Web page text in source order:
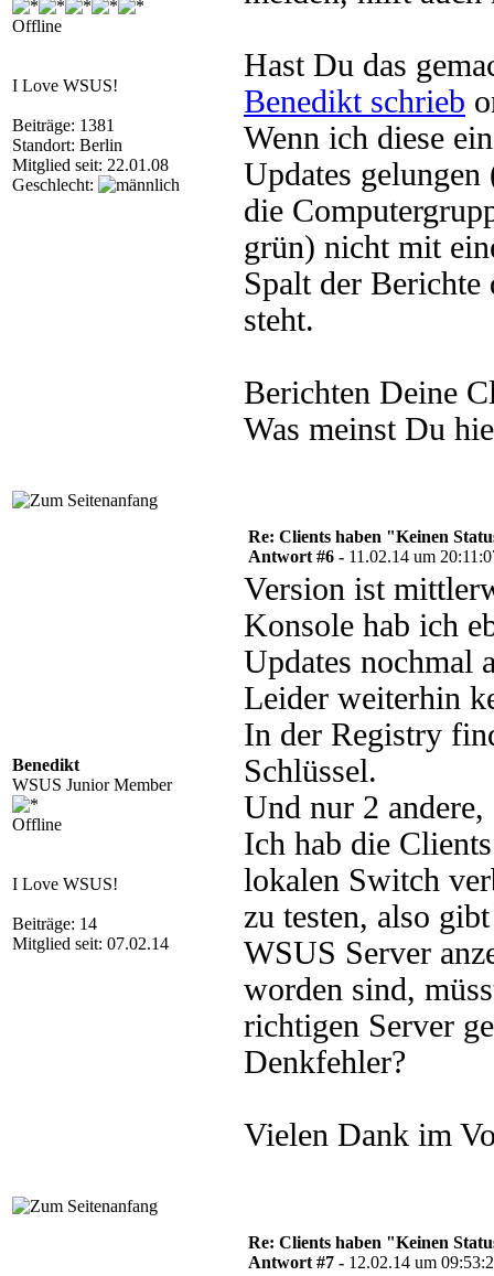
Offline
I Love WSUS!
Beiträge: 1381
Standort: Berlin
Mitglied seit: 22.01.08
Geschlecht:
Hast Du das
Benedikt schrieb
Wenn ich diese
Updates
die
grün) nicht mit
Spalt der
steht.
Berichten Deine
Was meinst Du
Benedikt
WSUS Junior Member
Offline
I Love WSUS!
Beiträge: 14
Mitglied seit: 07.02.14
Re: Clients haben "Keinen
Antwort #6 - 11.02.14 um
Version ist
Konsole hab ich
Updates nochmal
Leider weiterhin
In der Registry
Schlüssel.
Und nur 2
Ich hab die
lokalen Switch
zu testen, also
WSUS Server
worden sind,
richtigen Server
Denkfehler?
Vielen Dank im
Re: Clients haben "Keinen
Antwort #7 - 12.02.14 um